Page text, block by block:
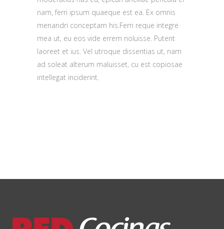
nam, ferri ipsum quaeque est ea. Ex omnis
menandri conceptam his.Ferri reque integre
mea ut, eu eos vide errem noluisse. Putent
laoreet et ius. Vel utroque dissentias ut, nam
ad soleat alterum maluisset, cu est copiosae
intellegat inciderint.